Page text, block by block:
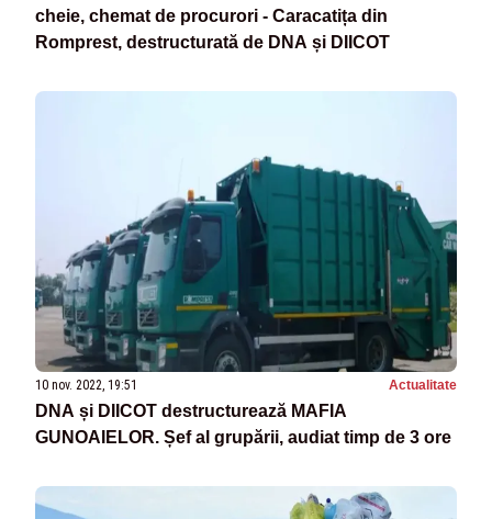
cheie, chemat de procurori - Caracatița din
Romprest, destructurată de DNA și DIICOT
10 nov. 2022, 19:51 Actualitate
DNA și DIICOT destructurează MAFIA
GUNOAIELOR. Șef al grupării, audiat timp de 3 ore